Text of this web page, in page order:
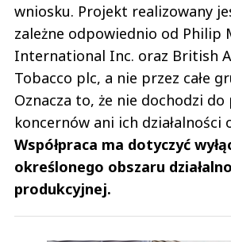
wniosku. Projekt realizowany
zależne odpowiednio od Philip
International Inc. oraz British
Tobacco plc, a nie przez całe
Oznacza to, że nie dochodzi do
koncernów ani ich działalności
Współpraca ma dotyczyć
określonego obszaru
produkcyjnej.